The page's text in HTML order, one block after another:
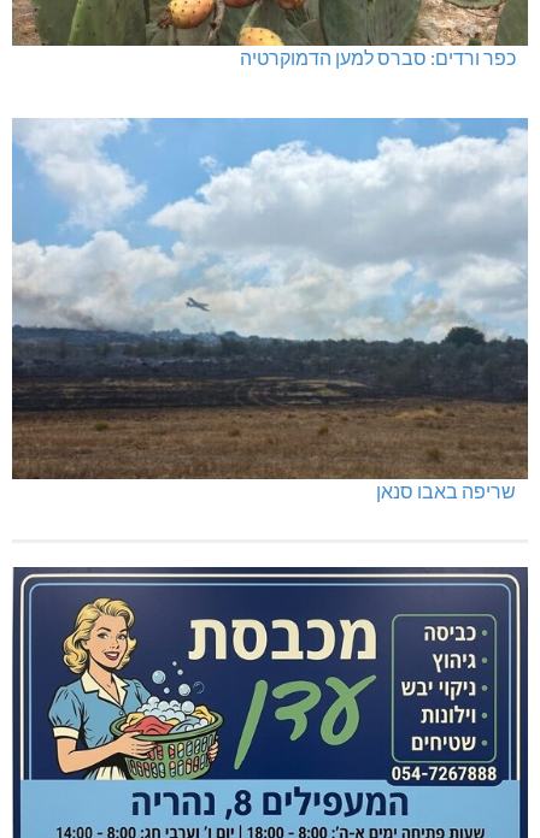
כפר ורדים: סברס למען הדמוקרטיה
שריפה באבו סנאן